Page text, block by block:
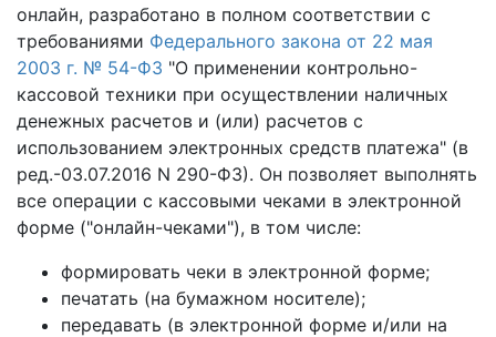
онлайн, разработано в полном соответствии с
требованиями Федерального закона от 22 мая
2003 г. № 54-ФЗ "О применении контрольно-
кассовой техники при осуществлении наличных
денежных расчетов и (или) расчетов с
использованием электронных средств платежа" (в
ред.-03.07.2016 N 290-ФЗ). Он позволяет выполнять
все операции с кассовыми чеками в электронной
форме ("онлайн-чеками"), в том числе:
формировать чеки в электронной форме;
печатать (на бумажном носителе);
передавать (в электронной форме и/или на